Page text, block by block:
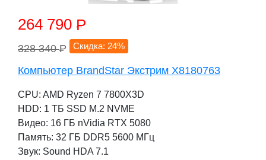
264 790 P
328 340P Скидка: 24%
Компьютер BrandStar Экстрим X8180763
CPU: AMD Ryzen 7 7800X3D
HDD: 1 TБ SSD M.2 NVME
Видео: 16 ГБ nVidia RTX 5080
Память: 32 ГБ DDR5 5600 МГц
Звук: Sound HDA 7.1